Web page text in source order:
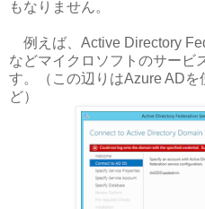
もなりません。
例えば、Active Directory
などマイクロソフトのサービ
す。（この辺りはAzure AD
ど）